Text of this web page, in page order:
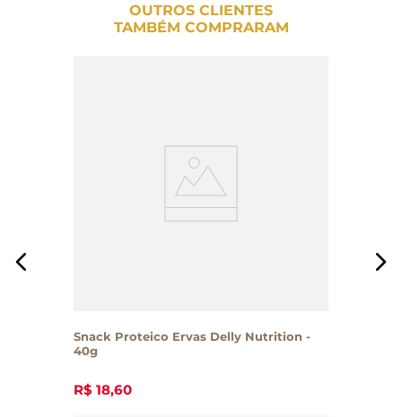
OUTROS CLIENTES
TAMBÉM COMPRARAM
Snack Proteico Ervas Delly Nutrition -
40g
R$ 18,60